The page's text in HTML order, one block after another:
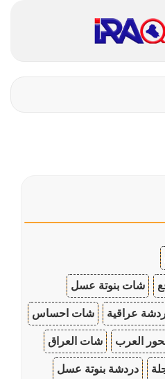
شات بنوتة عسل
عراقية شات احساس
العرب شات العراق
دردشة بنوتة عسل